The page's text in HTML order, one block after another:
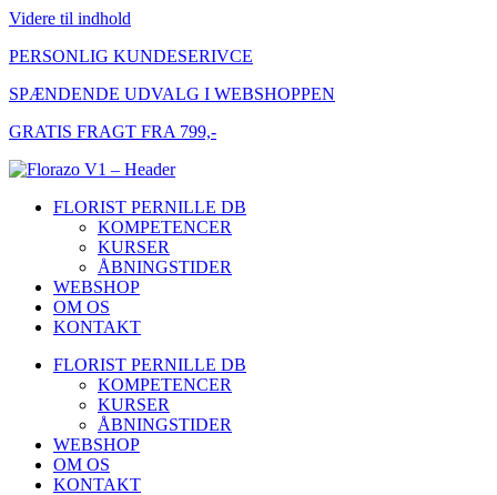
Videre til indhold
PERSONLIG KUNDESERIVCE
SPÆNDENDE UDVALG I WEBSHOPPEN
GRATIS FRAGT FRA 799,-
FLORIST PERNILLE DB
KOMPETENCER
KURSER
ÅBNINGSTIDER
WEBSHOP
OM OS
KONTAKT
FLORIST PERNILLE DB
KOMPETENCER
KURSER
ÅBNINGSTIDER
WEBSHOP
OM OS
KONTAKT